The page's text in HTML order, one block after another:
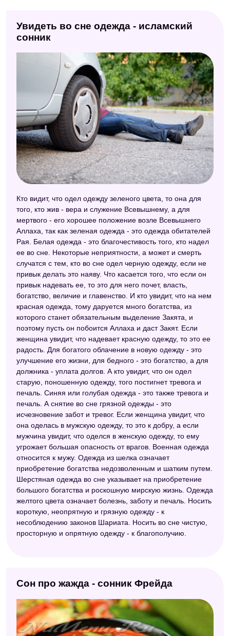
Увидеть во сне одежда - исламский
сонник
Кто видит, что одел одежду зеленого цвета, то она для
того, кто жив - вера и служение Всевышнему, а для
мертвого - его хорошее положение возле Всевышнего
Аллаха, так как зеленая одежда - это одежда обитателей
Рая. Белая одежда - это благочестивость того, кто надел
ее во сне. Некоторые неприятности, а может и смерть
случатся с тем, кто во сне одел черную одежду, если не
привык делать это наяву. Что касается того, что если он
привык надевать ее, то это для него почет, власть,
богатство, величие и главенство. И кто увидит, что на нем
красная одежда, тому даруется много богатства, из
которого станет обязательным выделение Закята, и
поэтому пусть он побоится Аллаха и даст Закят. Если
женщина увидит, что надевает красную одежду, то это ее
радость. Для богатого облачение в новую одежду - это
улучшение его жизни, для бедного - это богатство, а для
должника - уплата долгов. А кто увидит, что он одел
старую, поношенную одежду, того постигнет тревога и
печаль. Синяя или голубая одежда - это также тревога и
печаль. А снятие во сне грязной одежды - это
исчезновение забот и тревог. Если женщина увидит, что
она оделась в мужскую одежду, то это к добру, а если
мужчина увидит, что оделся в женскую одежду, то ему
угрожает большая опасность от врагов. Военная одежда
относится к мужу. Одежда из шелка означает
приобретение богатства недозволенным и шатким путем.
Шерстяная одежда во сне указывает на приобретение
большого богатства и роскошную мирскую жизнь. Одежда
желтого цвета означает болезнь, заботу и печаль. Носить
короткую, неопрятную и грязную одежду - к
несоблюдению законов Шариата. Носить во сне чистую,
просторную и опрятную одежду - к благополучию.
Сон про жажда - сонник Фрейда